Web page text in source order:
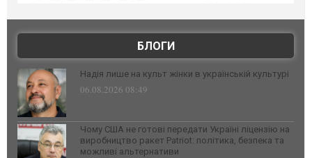
БЛОГИ
Надія лише на культ жінки в українській культурі
06.08.2026 08:49
Чому США не готові передати Україні ліцензію на
виробництво ракет Patriot: політика, безпека та
можливі альтернативи